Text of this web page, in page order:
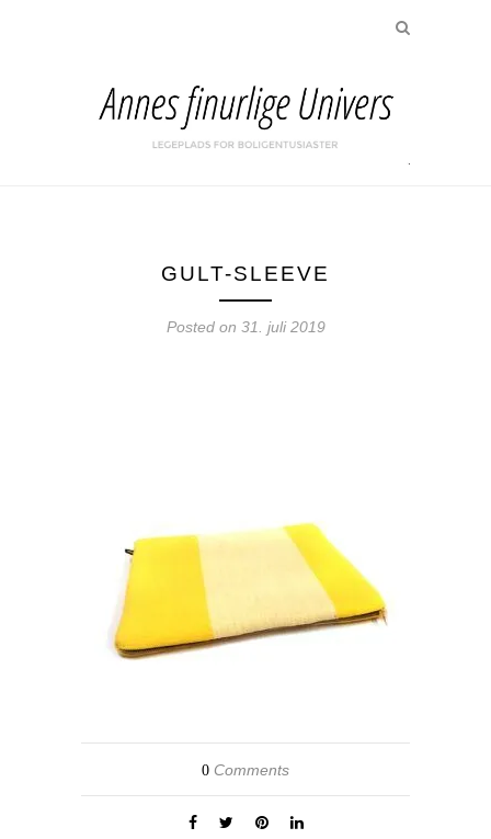
GULT-SLEEVE
Posted on 31. juli 2019
0 Comments